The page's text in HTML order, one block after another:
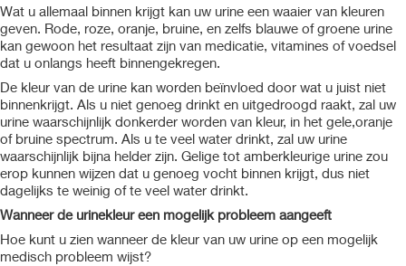
Wat u allemaal binnen krijgt kan uw urine een waaier van kleuren
geven. Rode, roze, oranje, bruine, en zelfs blauwe of groene urine
kan gewoon het resultaat zijn van medicatie, vitamines of voedsel
dat u onlangs heeft binnengekregen.
De kleur van de urine kan worden beïnvloed door wat u juist niet
binnenkrijgt. Als u niet genoeg drinkt en uitgedroogd raakt, zal uw
urine waarschijnlijk donkerder worden van kleur, in het gele,oranje
of bruine spectrum. Als u te veel water drinkt, zal uw urine
waarschijnlijk bijna helder zijn. Gelige tot amberkleurige urine zou
erop kunnen wijzen dat u genoeg vocht binnen krijgt, dus niet
dagelijks te weinig of te veel water drinkt.
Wanneer de urinekleur een mogelijk probleem aangeeft
Hoe kunt u zien wanneer de kleur van uw urine op een mogelijk
medisch probleem wijst?